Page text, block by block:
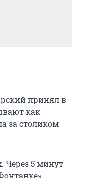
принял в
как
за столиком
Через 5 минут